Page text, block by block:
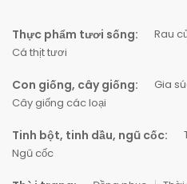
Thực phẩm tươi sống: Rau
Cá thịt tươi
Con giống, cây giống: Gia
Cây giống các loại
Tinh bột, tinh dầu, ngũ cốc:
Ngũ cốc